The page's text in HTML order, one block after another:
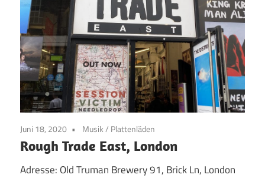
Juni 18, 2020 Musik/ Plattenläden
Rough Trade East, London
Adresse: Old Truman Brewery 91, Brick Ln, London